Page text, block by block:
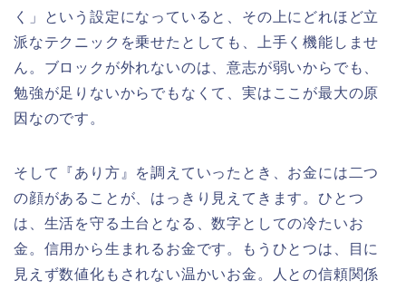
く」という設定になっていると、その上にどれほど立
派なテクニックを乗せたとしても、上手く機能しませ
ん。ブロックが外れないのは、意志が弱いからでも、
勉強が足りないからでもなくて、実はここが最大の原
因なのです。
そして『あり方』を調えていったとき、お金には二つ
の顔があることが、はっきり見えてきます。ひとつ
は、生活を守る土台となる、数字としての冷たいお
金。信用から生まれるお金です。もうひとつは、目に
見えず数値化もされない温かいお金。人との信頼関係